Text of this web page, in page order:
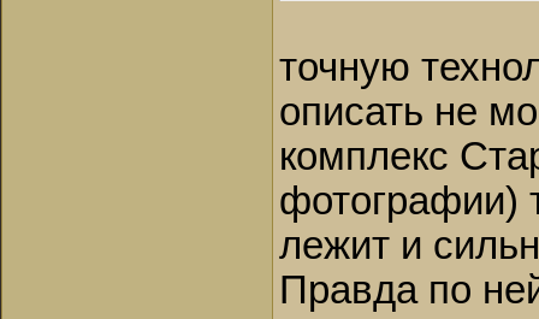
точную
описать не
комплекс
фотографии)
лежит и
Правда по